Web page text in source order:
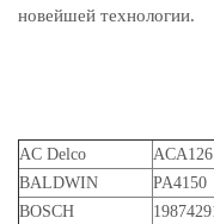
новейшей технологии.
AC Delco
ACA126
BALDWIN
PA4150
BOSCH